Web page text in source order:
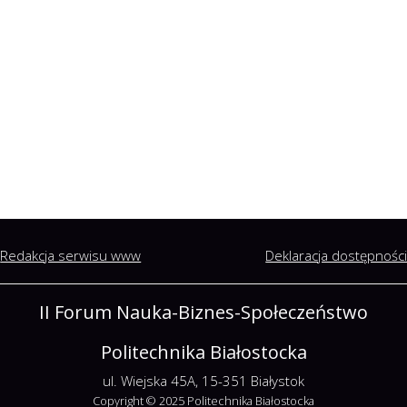
Redakcja serwisu www Deklaracja dostępności
II Forum Nauka-Biznes-Społeczeństwo
Politechnika Białostocka
ul. Wiejska 45A, 15-351 Białystok
Copyright © 2025 Politechnika Białostocka